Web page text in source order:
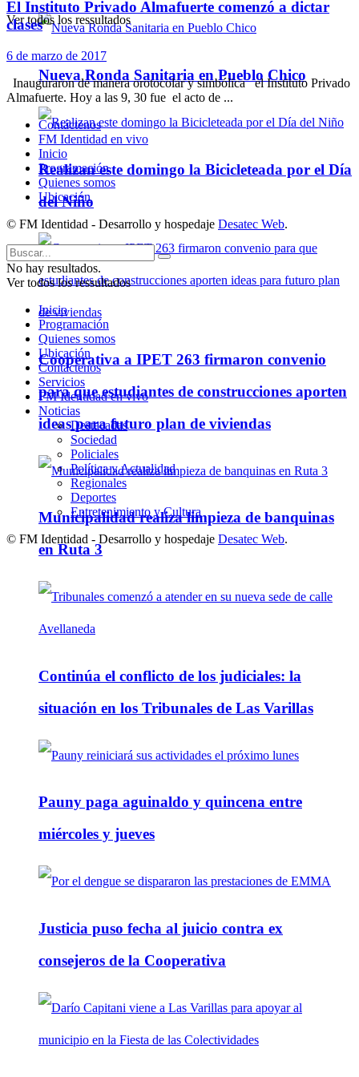
Nueva Ronda Sanitaria en Pueblo Chico
Realizan este domingo la Bicicleteada por el Día
del Niño
Cooperativa a IPET 263 firmaron convenio
para que estudiantes de construcciones aporten
ideas para futuro plan de viviendas
Municipalidad realiza limpieza de banquinas
en Ruta 3
Continúa el conflicto de los judiciales: la
situación en los Tribunales de Las Varillas
Pauny paga aguinaldo y quincena entre
miércoles y jueves
Justicia puso fecha al juicio contra ex
consejeros de la Cooperativa
Ver todos los ressultados
El Instituto Privado Almafuerte comenzó a dictar
clases
6 de marzo de 2017
Inauguraron de manera orotocolar y simbólica el Instituto Privado
Almafuerte. Hoy a las 9, 30 fue el acto de ...
Contáctenos
FM Identidad en vivo
Inicio
Programación
Quienes somos
Ubicación
© FM Identidad - Desarrollo y hospedaje Desatec Web.
No hay resultados.
Ver todos los ressultados
Inicio
Programación
Quienes somos
Ubicación
Contáctenos
Servicios
FM Identidad en vivo
Noticias
Destacadas
Sociedad
Policiales
Política y Actualidad
Regionales
Deportes
Entretenimiento y Cultura
© FM Identidad - Desarrollo y hospedaje Desatec Web.